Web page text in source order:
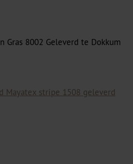
Gras 8002 Geleverd te Dokkum